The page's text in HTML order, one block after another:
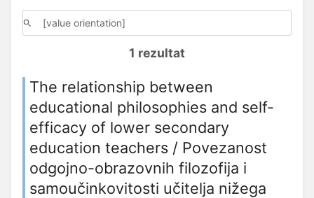
1 rezultat
The relationship between
educational philosophies and self-
efficacy of lower secondary
education teachers / Povezanost
odgojno-obrazovnih filozofija i
samoučinkovitosti učitelja nižega